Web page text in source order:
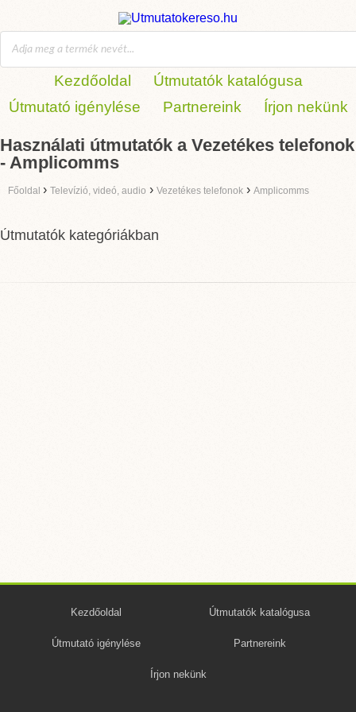
Kezdőoldal
Útmutatók katalógusa
Útmutató igénylése
Partnereink Írjon nekünk
Használati útmutatók a Vezetékes telefonok
- Amplicomms
Főoldal › Televízió, videó, audio › Vezetékes telefonok › Amplicomms
Útmutatók kategóriákban
Kezdőoldal Útmutatók katalógusa
Útmutató igénylése Partnereink
Írjon nekünk